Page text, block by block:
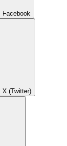
Facebook
X (Twitter)